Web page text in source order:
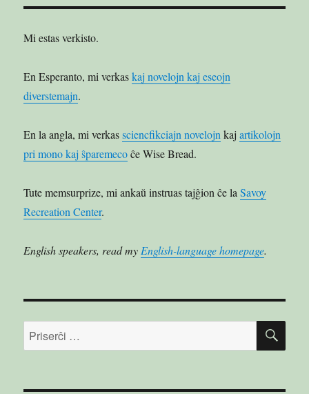
afiŝoj
O
Mi estas verkisto.
En Esperanto, mi verkaskaj novelojn kaj eseojn
diverstemajn.
En la angla, mi verkassciencfikciajn novelojn kajartikolojn
pri mono kaj ŝparemecoĉe Wise Bread.
Tute memsurprize, mi ankaŭ instruas tajĝion ĉe laSavoy
Recreation Center.
English speakers, read my English-language homepage.
Serĉu: